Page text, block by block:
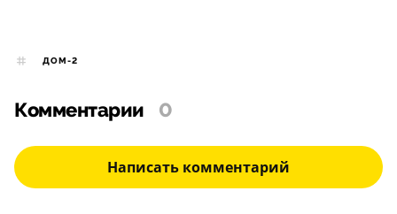
ДОМ-2
Комментарии 0
Написать комментарий